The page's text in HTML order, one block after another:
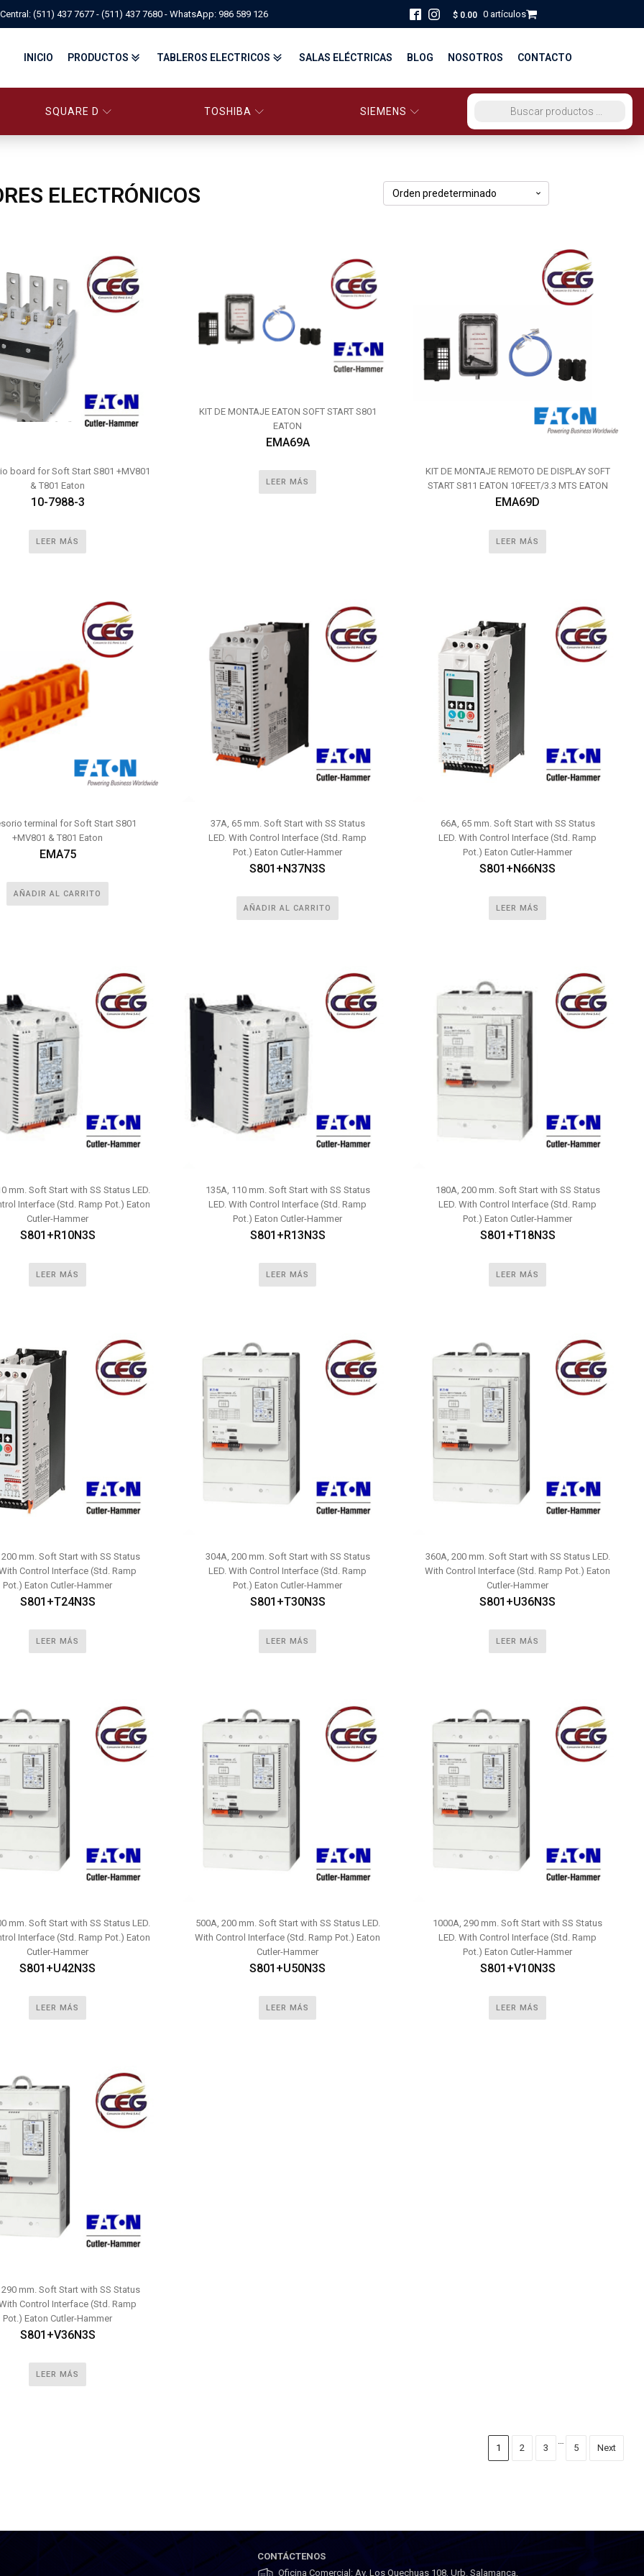
Central: (511) 437 7677 - (511) 437 7680 - WhatsApp: 986 589 126 $0.00 0 artículos
INICIO PRODUCTOS
INTERRUPTORES TERMOMAGNÉTICOS
TABLEROS ELECTRICOS
PANELBOARD, TABLEROS ELÉCTRICOS DISTRIBUCIÓN Y FUERZA
SALAS ELÉCTRICAS BLOG NOSOTROS CONTACTO
SQUARE D TOSHIBA SIEMENS BÚSQUEDA DE PRODUCTOS
ELECTRÓNICOS
board for Soft Start S801 +MV801
& T801 Eaton
10-7988-3
LEER MÁS
KIT DE MONTAJE EATON SOFT START S801
EATON
EMA69A
LEER MÁS
KIT DE MONTAJE REMOTO DE DISPLAY SOFT
START S811 EATON 10FEET/3.3 MTS EATON
EMA69D
LEER MÁS
terminal for Soft Start S801
+MV801 & T801 Eaton
EMA75
AÑADIR AL CARRITO
37A, 65 mm. Soft Start with SS Status
LED. With Control Interface (Std. Ramp
Pot.) Eaton Cutler-Hammer
S801+N37N3S
AÑADIR AL CARRITO
66A, 65 mm. Soft Start with SS Status
LED. With Control Interface (Std. Ramp
Pot.) Eaton Cutler-Hammer
S801+N66N3S
LEER MÁS
mm. Soft Start with SS Status LED.
Interface (Std. Ramp Pot.) Eaton
Cutler-Hammer
S801+R10N3S
LEER MÁS
135A, 110 mm. Soft Start with SS Status
LED. With Control Interface (Std. Ramp
Pot.) Eaton Cutler-Hammer
S801+R13N3S
LEER MÁS
180A, 200 mm. Soft Start with SS Status
LED. With Control Interface (Std. Ramp
Pot.) Eaton Cutler-Hammer
S801+T18N3S
LEER MÁS
mm. Soft Start with SS Status
Control Interface (Std. Ramp
Pot.) Eaton Cutler-Hammer
S801+T24N3S
LEER MÁS
304A, 200 mm. Soft Start with SS Status
LED. With Control Interface (Std. Ramp
Pot.) Eaton Cutler-Hammer
S801+T30N3S
LEER MÁS
360A, 200 mm. Soft Start with SS Status LED.
With Control Interface (Std. Ramp Pot.) Eaton
Cutler-Hammer
S801+U36N3S
LEER MÁS
mm. Soft Start with SS Status LED.
Interface (Std. Ramp Pot.) Eaton
Cutler-Hammer
S801+U42N3S
LEER MÁS
500A, 200 mm. Soft Start with SS Status LED.
With Control Interface (Std. Ramp Pot.) Eaton
Cutler-Hammer
S801+U50N3S
LEER MÁS
1000A, 290 mm. Soft Start with SS Status
LED. With Control Interface (Std. Ramp
Pot.) Eaton Cutler-Hammer
S801+V10N3S
LEER MÁS
mm. Soft Start with SS Status
Control Interface (Std. Ramp
Pot.) Eaton Cutler-Hammer
S801+V36N3S
LEER MÁS
1 2 3
…
5 Next
CONTÁCTENOS
Oficina Comercial: Av. Los Quechuas 108, Urb. Salamanca,